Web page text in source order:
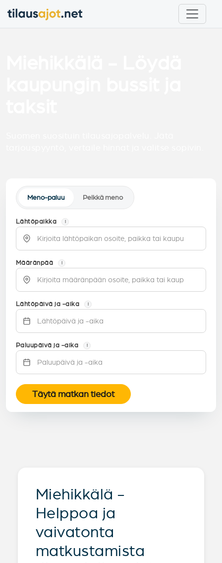
Meno-paluu Pelkkä meno
Lähtöpaikka i
Määränpää i
Lähtöpäivä ja -aika i
Paluupäivä ja -aika i
Täytä matkan tiedot
Miehikkälä -
Helppoa ja
vaivatonta
matkustamista